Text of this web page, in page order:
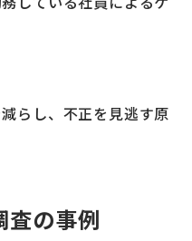
らし、不正を見逃す原
査の事例